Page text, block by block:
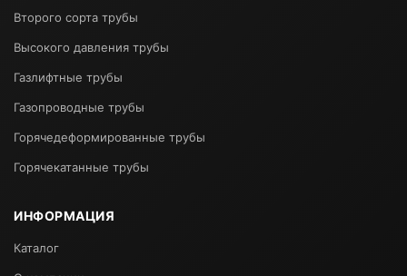
Второго сорта трубы
Высокого давления трубы
Газлифтные трубы
Газопроводные трубы
Горячедеформированные трубы
Горячекатанные трубы
ИНФОРМАЦИЯ
Каталог